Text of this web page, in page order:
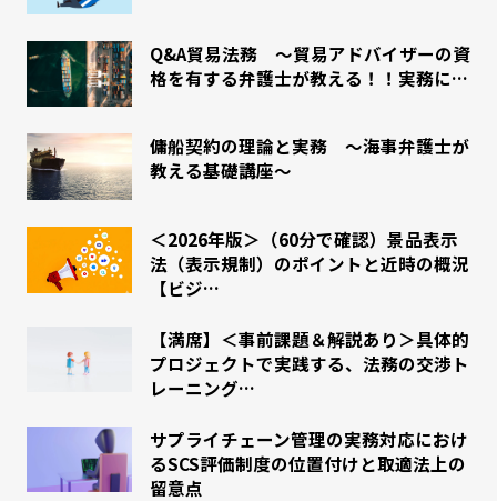
Q&A貿易法務 ～貿易アドバイザーの資
格を有する弁護士が教える！！実務に…
傭船契約の理論と実務 ～海事弁護士が
教える基礎講座～
＜2026年版＞（60分で確認）景品表示
法（表示規制）のポイントと近時の概況
【ビジ…
【満席】＜事前課題＆解説あり＞具体的
プロジェクトで実践する、法務の交渉ト
レーニング…
サプライチェーン管理の実務対応におけ
るSCS評価制度の位置付けと取適法上の
留意点